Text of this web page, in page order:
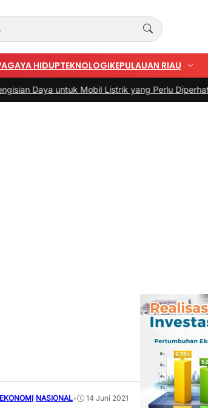
GAYA HIDUPTEKNOLOGIKEPULAUAN RIAU
untuk Mobil Listrik yang Perlu Diperhatikan|#3 -
EKONOMI NASIONAL• 14 Juni 2021